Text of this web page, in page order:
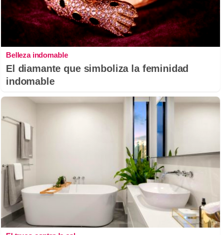
Belleza indomable
El diamante que simboliza la feminidad
indomable